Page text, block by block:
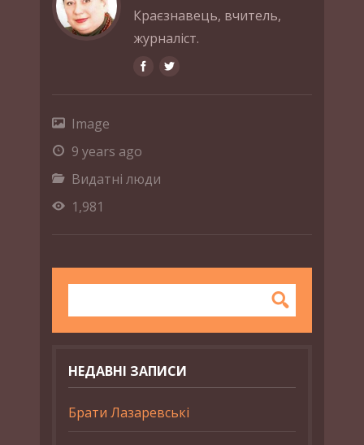
Краєзнавець, вчитель,
журналіст.
Image
9 years ago
Видатні люди
1,981
НЕДАВНІ ЗАПИСИ
Брати Лазаревські